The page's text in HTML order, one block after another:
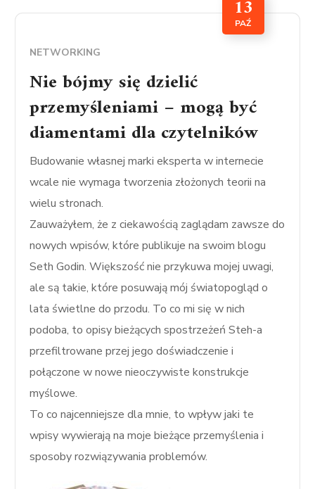
13
PAŹ
NETWORKING
Nie bójmy się dzielić
przemyśleniami – mogą być
diamentami dla czytelników
Budowanie własnej marki eksperta w internecie
wcale nie wymaga tworzenia złożonych teorii na
wielu stronach.
Zauważyłem, że z ciekawością zaglądam zawsze do
nowych wpisów, które publikuje na swoim blogu
Seth Godin. Większość nie przykuwa mojej uwagi,
ale są takie, które posuwają mój światopogląd o
lata świetlne do przodu. To co mi się w nich
podoba, to opisy bieżących spostrzeżeń Steh-a
przefiltrowane przej jego doświadczenie i
połączone w nowe nieoczywiste konstrukcje
myślowe.
To co najcenniejsze dla mnie, to wpływ jaki te
wpisy wywierają na moje bieżące przemyślenia i
sposoby rozwiązywania problemów.